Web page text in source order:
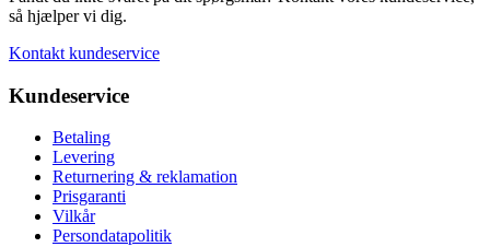
så hjælper vi dig.
Kontakt kundeservice
Kundeservice
Betaling
Levering
Returnering & reklamation
Prisgaranti
Vilkår
Persondatapolitik